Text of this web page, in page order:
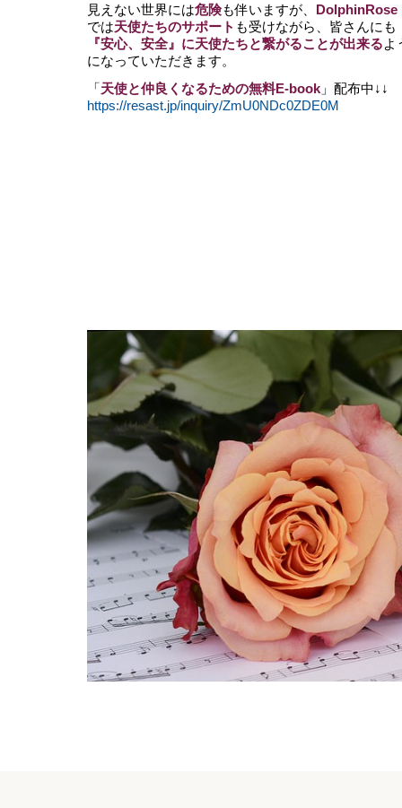
見えない世界には危険も伴いますが、 DolphinRose
では天使たちのサポート も受けながら、皆さんにも
『安心、安全』に天使たちと繋がることが出来るよ
になっていただきます。
「天使と仲良くなるための無料E-book 」配布中↓↓
https://resast.jp/inquiry/ZmU0NDc0ZDE0M